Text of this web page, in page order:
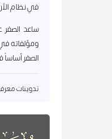
في نظام
ساعد
ومؤلفاته
الصفر
تدوينات